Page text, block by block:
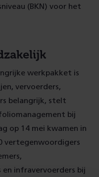
(BKN) voor het
werkpakket is
vervoerders,
belangrijk, stelt
bij
op 14 mei kwamen in
vertegenwoordigers
en infravervoerders bij